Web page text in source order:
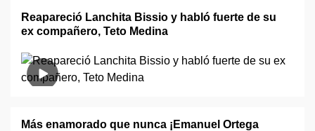
Reapareció Lanchita Bissio y habló fuerte de su
ex compañero, Teto Medina
Más enamorado que nunca ¡Emanuel Ortega